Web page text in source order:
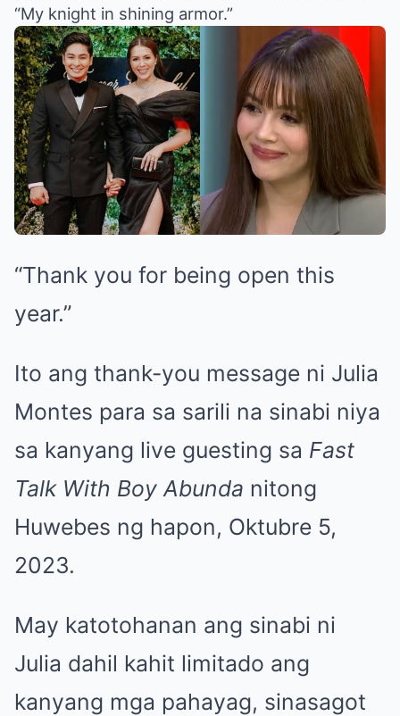
“My knight in shining armor.”
“Thank you for being open this
year.”
Ito ang thank-you message ni Julia
Montes para sa sarili na sinabi niya
sa kanyang live guesting sa Fast
Talk With Boy Abunda nitong
Huwebes ng hapon, Oktubre 5,
2023.
May katotohanan ang sinabi ni
Julia dahil kahit limitado ang
kanyang mga pahayag, sinasagot